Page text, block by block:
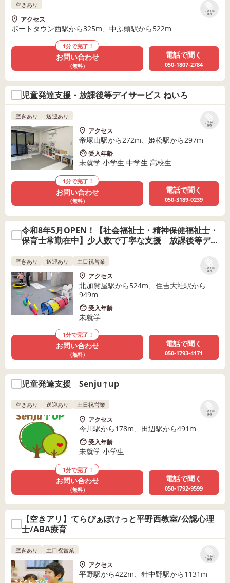
リストに
保存
空きあり
アクセス
ポートタウン西駅から325m、中ふ頭駅から522m
1分で完了！
お問い合わせ
（無料）
電話で聞く
050-1807-2784
児童発達支援・放課後等デイサービス ねいろ
リストに
保存
空きあり 送迎あり
アクセス
帝塚山駅から272m、姫松駅から297m
受入年齢
未就学 小学生 中学生 高校生
1分で完了！
お問い合わせ
（無料）
電話で聞く
050-3189-0239
令和8年5月OPEN！【社会福祉士・精神保健福祉士・
保育士常勤在中】少人数で丁寧な支援 放課後等デイ
サービスOhana
リストに
保存
空きあり 送迎あり 土日祝営業
アクセス
北加賀屋駅から524m、住吉大社駅から
949m
受入年齢
未就学
1分で完了！
お問い合わせ
（無料）
電話で聞く
050-1793-4171
児童発達支援 Senju↑up
リストに
保存
空きあり 送迎あり 土日祝営業
アクセス
今川駅から178m、田辺駅から491m
受入年齢
未就学 小学生
1分で完了！
お問い合わせ
（無料）
電話で聞く
050-1792-9599
【空きアリ】てらぴぁぽけっと平野西教室/公認心理
士/ABA療育
リストに
保存
空きあり 土日祝営業
アクセス
平野駅から422m、針中野駅から1131m